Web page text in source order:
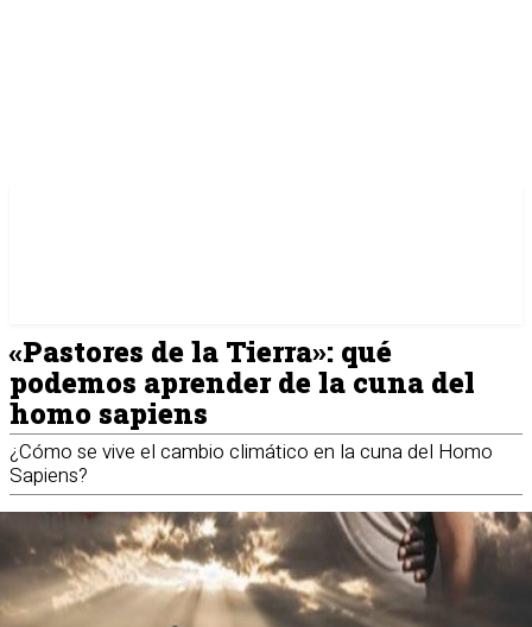
«Pastores de la Tierra»: qué
podemos aprender de la cuna del
homo sapiens
¿Cómo se vive el cambio climático en la cuna del Homo
Sapiens?